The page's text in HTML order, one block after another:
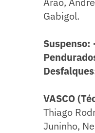
Gabigol.
Suspenso:
VASCO
Thiago
Juninho,